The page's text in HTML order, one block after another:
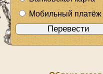
Мобильный платёж